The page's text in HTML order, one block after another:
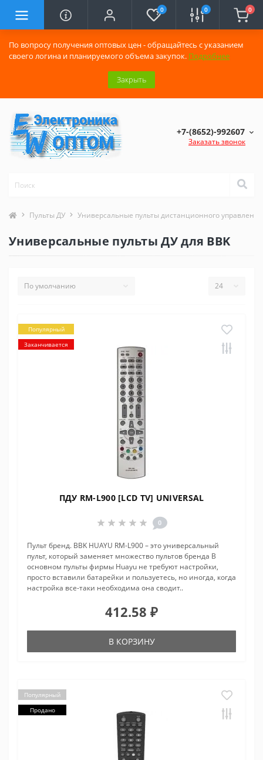
По вопросу получения оптовых цен - обращайтесь с указанием
своего логина и планируемого объема закупок. Подробнее
Закрыть
0 0 0
+7-(8652)-992607
Заказать звонок
Пульты ДУ Универсальные пульты дистанционного управления
Универсальные пульты ДУ для BBK
Популярный
Заканчивается
ПДУ RM-L900 [LCD TV] UNIVERSAL
0
Пульт бренд. BBK HUAYU RM-L900 – это универсальный
пульт, который заменяет множество пультов бренда В
основном пульты фирмы Huayu не требуют настройки,
просто вставили батарейки и пользуетесь, но иногда, когда
настройка все-таки необходима она сводит..
412.58 ₽
В КОРЗИНУ
Популярный
Продано